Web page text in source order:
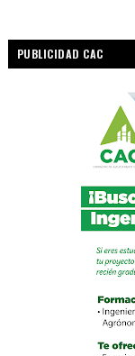
PUBLICIDAD CAC